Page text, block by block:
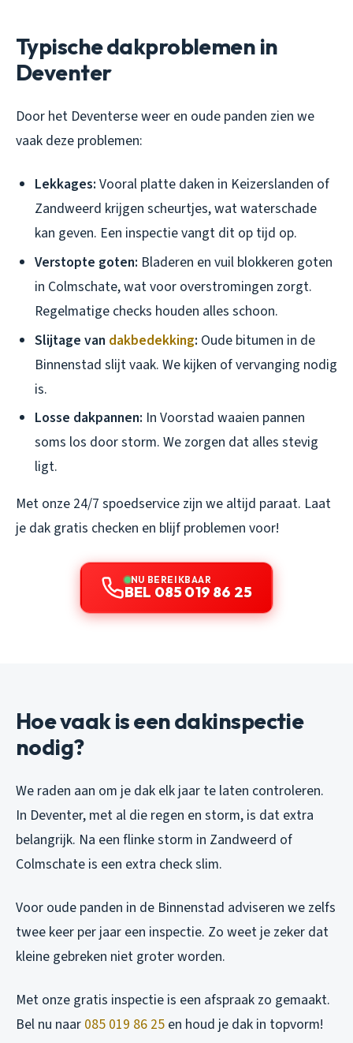
Typische dakproblemen in
Deventer
Door het Deventerse weer en oude panden zien we
vaak deze problemen:
Lekkages: Vooral platte daken in Keizerslanden of
Zandweerd krijgen scheurtjes, wat waterschade
kan geven. Een inspectie vangt dit op tijd op.
Verstopte goten: Bladeren en vuil blokkeren goten
in Colmschate, wat voor overstromingen zorgt.
Regelmatige checks houden alles schoon.
Slijtage van dakbedekking: Oude bitumen in de
Binnenstad slijt vaak. We kijken of vervanging nodig
is.
Losse dakpannen: In Voorstad waaien pannen
soms los door storm. We zorgen dat alles stevig
ligt.
Met onze 24/7 spoedservice zijn we altijd paraat. Laat
je dak gratis checken en blijf problemen voor!
NU BEREIKBAAR
BEL 085 019 86 25
Hoe vaak is een dakinspectie
nodig?
We raden aan om je dak elk jaar te laten controleren.
In Deventer, met al die regen en storm, is dat extra
belangrijk. Na een flinke storm in Zandweerd of
Colmschate is een extra check slim.
Voor oude panden in de Binnenstad adviseren we zelfs
twee keer per jaar een inspectie. Zo weet je zeker dat
kleine gebreken niet groter worden.
Met onze gratis inspectie is een afspraak zo gemaakt.
Bel nu naar 085 019 86 25 en houd je dak in topvorm!